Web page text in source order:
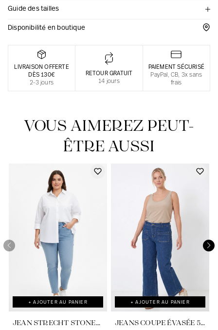
Notre actualité dans le journal
Guide des tailles
Disponibilité en boutique
LIVRAISON OFFERTE
DÈS 130€
2-3 jours
RETOUR GRATUIT
14 jours
PAIEMENT SÉCURISÉ
PayPal, CB, 3x sans
frais
VOUS AIMEREZ PEUT-
ÊTRE AUSSI
+ AJOUTER AU PANIER
JEAN STRECHT STONE
+ AJOUTER AU PANIER
JEANS COUPE ÉVASÉE 5